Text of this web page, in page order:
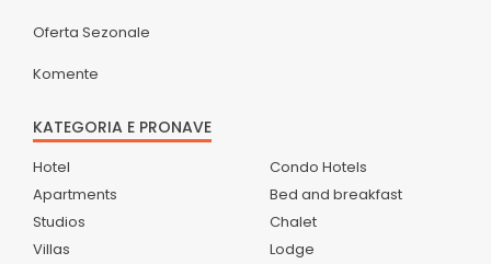
Oferta Sezonale
Komente
KATEGORIA E PRONAVE
Hotel
Apartments
Studios
Villas
Condo Hotels
Bed and breakfast
Chalet
Lodge